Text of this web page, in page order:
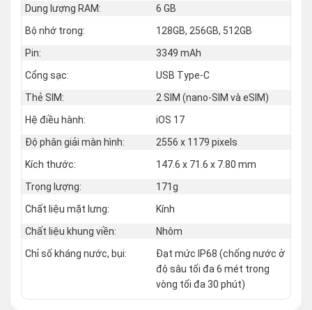
Dung lượng RAM:
6 GB
Bộ nhớ trong:
128GB, 256GB, 512GB
Pin:
3349 mAh
Cổng sạc:
USB Type-C
Thẻ SIM:
2 SIM (nano‑SIM và eSIM)
Hệ điều hành:
iOS 17
Độ phân giải màn hình:
2556 x 1179 pixels
Kích thước:
147.6 x 71.6 x 7.80 mm
Trọng lượng:
171g
Chất liệu mặt lưng:
Kính
Chất liệu khung viền:
Nhôm
Chỉ số kháng nước, bụi:
Đạt mức IP68 (chống nước ở
độ sâu tối đa 6 mét trong
vòng tối đa 30 phút)